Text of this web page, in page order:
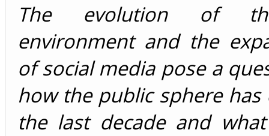
The evolution of
environment and the
of social media pose a
how the public sphere has
the last decade and